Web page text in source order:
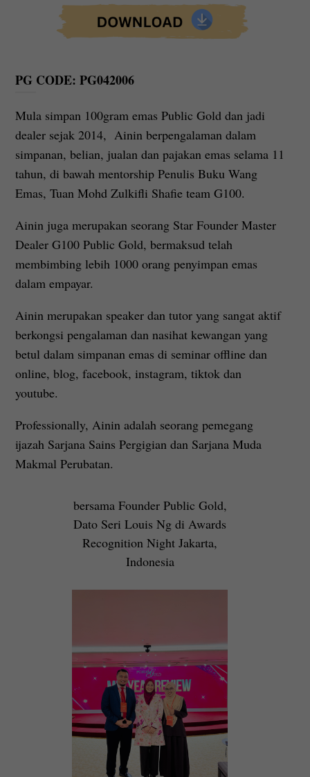
PG CODE: PG042006
Mula simpan 100gram emas Public Gold dan jadi
dealer sejak 2014, Ainin berpengalaman dalam
simpanan, belian, jualan dan pajakan emas selama 11
tahun, di bawah mentorship Penulis Buku Wang
Emas, Tuan Mohd Zulkifli Shafie team G100.
Ainin juga merupakan seorang Star Founder Master
Dealer G100 Public Gold, bermaksud telah
membimbing lebih 1000 orang penyimpan emas
dalam empayar.
Ainin merupakan speaker dan tutor yang sangat aktif
berkongsi pengalaman dan nasihat kewangan yang
betul dalam simpanan emas di seminar offline dan
online, blog, facebook, instagram, tiktok dan
youtube.
Professionally, Ainin adalah seorang pemegang
ijazah Sarjana Sains Pergigian dan Sarjana Muda
Makmal Perubatan.
bersama Founder Public Gold,
Dato Seri Louis Ng di Awards
Recognition Night Jakarta,
Indonesia